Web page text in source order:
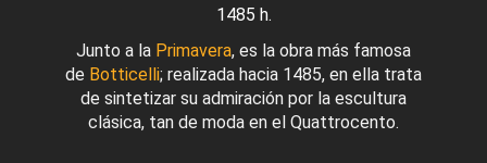
1485 h.
Junto a la Primavera, es la obra más famosa
de Botticelli; realizada hacia 1485, en ella trata
de sintetizar su admiración por la escultura
clásica, tan de moda en el Quattrocento.